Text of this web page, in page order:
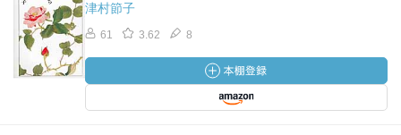
津村節子
61 3.62 8